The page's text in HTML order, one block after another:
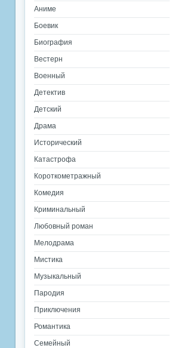
Аниме
Боевик
Биография
Вестерн
Военный
Детектив
Детский
Драма
Исторический
Катастрофа
Короткометражный
Комедия
Криминальный
Любовный роман
Мелодрама
Мистика
Музыкальный
Пародия
Приключения
Романтика
Семейный